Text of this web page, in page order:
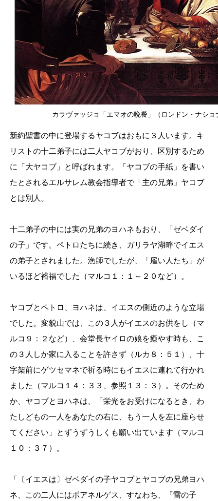
カラヴァッジョ「エマオの晩餐」（ロンドン・ナシ
新約聖書の中に登場するヤコブはおもに３人います。キ
リストの十二弟子には二人ヤコブがおり、区別するため
に「大ヤコブ」と呼ばれます。「ヤコブの手紙」を書い
たとされるエルサレム教会指導者で「主の兄弟」ヤコブ
とは別人。
十二弟子の中には実の兄弟のヨハネもおり、「ゼベダイ
の子」です。ペトロたちに続き、ガリラヤ湖畔でイエス
の弟子とされました。漁師でしたが、「雇い人たち」が
いるほど裕福でした（マルコ１：１～２０など）。
ヤコブとペトロ、ヨハネは、イエスの側近のような立場
でした。変貌山では、この３人がイエスのお供をし（マ
ルコ９：２など）、会堂長ヤイロの娘を癒やす時も、こ
の３人しか家に入ることを許さず（ルカ８：５１）、十
字架前にゲツセマネで祈る時にもイエスに連れて行かれ
ました（マルコ１４：３３、参照１３：３）。そのため
か、ヤコブとヨハネは、「栄光をお受けになるとき、わ
たしどもの一人をあなたの右に、もう一人を左に座らせ
てください」とずうずうしくも願い出ています（マルコ
１０：３７）。
「〔イエスは〕ゼベダイの子ヤコブとヤコブの兄弟ヨハ
ネ、この二人にはボアネルゲス、すなわち、『雷の子